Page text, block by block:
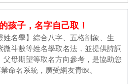
孩子，名字自己取！
姓名學】綜合八字、五格剖象、生
微斗數等姓名學取名法，並提供詩詞
父母期望等取名方向參考，是協助您
命名系統，廣受網友青睞。